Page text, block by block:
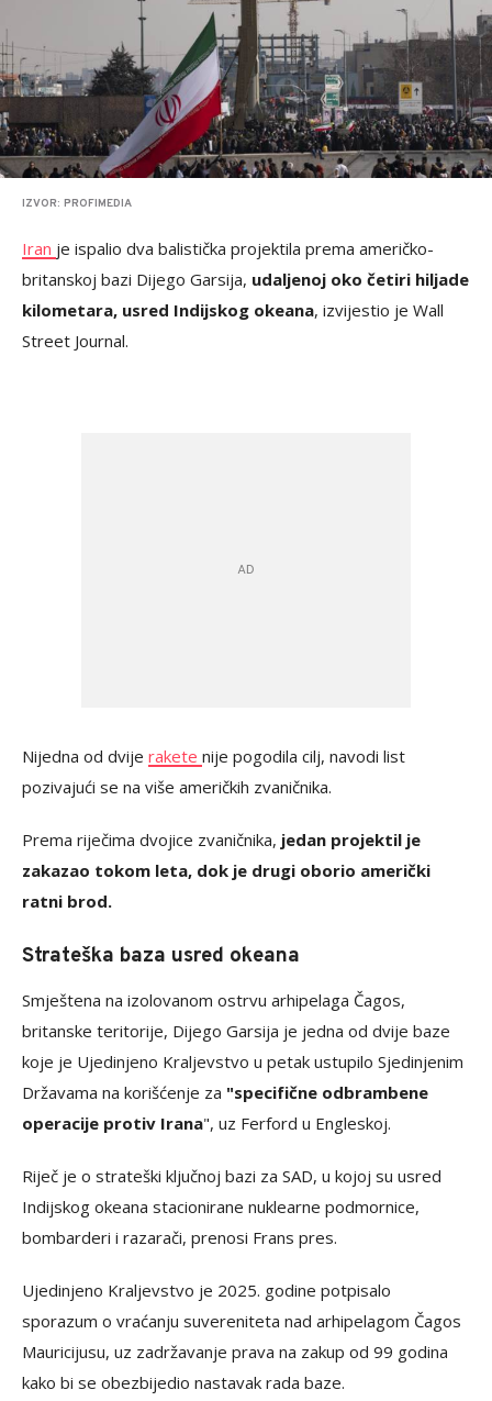
IZVOR: PROFIMEDIA
Iran je ispalio dva balistička projektila prema američko-
britanskoj bazi Dijego Garsija, udaljenoj oko četiri hiljade
kilometara, usred Indijskog okeana, izvijestio je Wall
Street Journal.
Nijedna od dvije rakete nije pogodila cilj, navodi list
pozivajući se na više američkih zvaničnika.
Prema riječima dvojice zvaničnika, jedan projektil je
zakazao tokom leta, dok je drugi oborio američki
ratni brod.
Strateška baza usred okeana
Smještena na izolovanom ostrvu arhipelaga Čagos,
britanske teritorije, Dijego Garsija je jedna od dvije baze
koje je Ujedinjeno Kraljevstvo u petak ustupilo Sjedinjenim
Državama na korišćenje za "specifične odbrambene
operacije protiv Irana", uz Ferford u Engleskoj.
Riječ je o strateški ključnoj bazi za SAD, u kojoj su usred
Indijskog okeana stacionirane nuklearne podmornice,
bombarderi i razarači, prenosi Frans pres.
Ujedinjeno Kraljevstvo je 2025. godine potpisalo
sporazum o vraćanju suvereniteta nad arhipelagom Čagos
Mauricijusu, uz zadržavanje prava na zakup od 99 godina
kako bi se obezbijedio nastavak rada baze.